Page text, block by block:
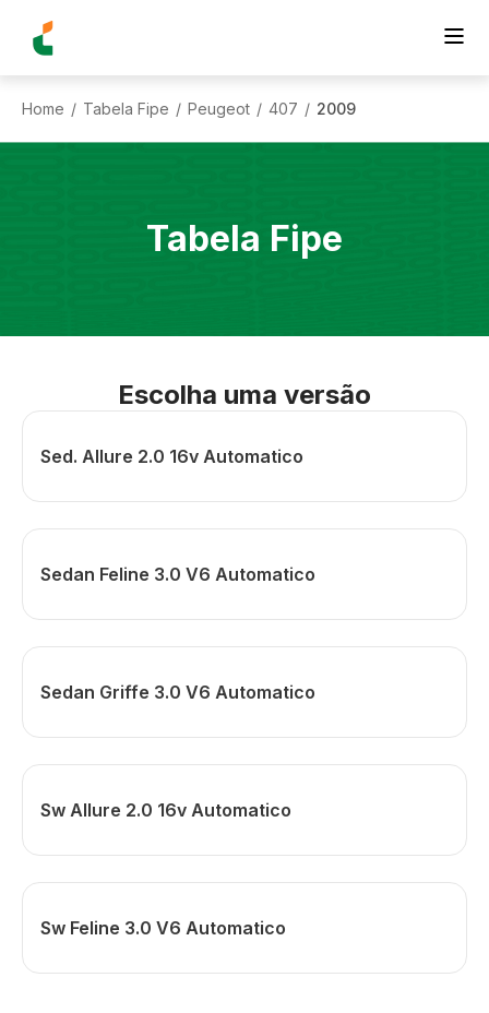
Home / Tabela Fipe / Peugeot / 407 / 2009
Tabela Fipe
Escolha uma versão
Sed. Allure 2.0 16v Automatico
Sedan Feline 3.0 V6 Automatico
Sedan Griffe 3.0 V6 Automatico
Sw Allure 2.0 16v Automatico
Sw Feline 3.0 V6 Automatico